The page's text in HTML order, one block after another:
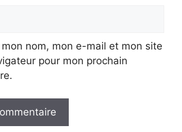
nom, mon e-mail et mon site
pour mon prochain